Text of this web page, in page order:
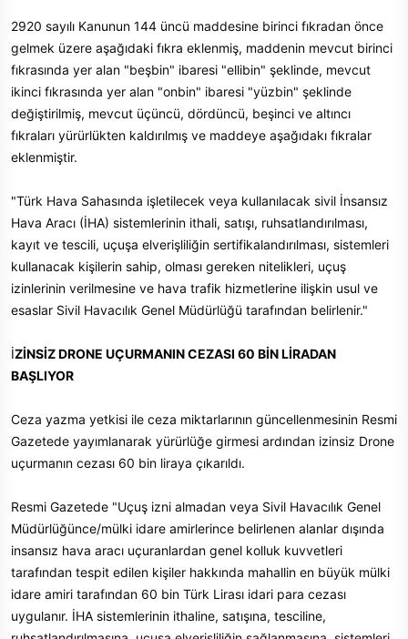
2920 sayılı Kanunun 144 üncü maddesine birinci fıkradan önce
gelmek üzere aşağıdaki fıkra eklenmiş, maddenin mevcut birinci
fıkrasında yer alan "beşbin" ibaresi "ellibin" şeklinde, mevcut
ikinci fıkrasında yer alan "onbin" ibaresi "yüzbin" şeklinde
değiştirilmiş, mevcut üçüncü, dördüncü, beşinci ve altıncı
fıkraları yürürlükten kaldırılmış ve maddeye aşağıdakı fıkralar
eklenmiştir.
"Türk Hava Sahasında işletilecek veya kullanılacak sivil İnsansız
Hava Aracı (İHA) sistemlerinin ithali, satışı, ruhsatlandırılması,
kayıt ve tescili, uçuşa elverişliliğin sertifikalandırılması, sistemleri
kullanacak kişilerin sahip, olması gereken nitelikleri, uçuş
izinlerinin verilmesine ve hava trafik hizmetlerine ilişkin usul ve
esaslar Sivil Havacılık Genel Müdürlüğü tarafından belirlenir."
İZİNSİZ DRONE UÇURMANIN CEZASI 60 BİN LİRADAN
BAŞLIYOR
Ceza yazma yetkisi ile ceza miktarlarının güncellenmesinin Resmi
Gazetede yayımlanarak yürürlüğe girmesi ardından izinsiz Drone
uçurmanın cezası 60 bin liraya çıkarıldı.
Resmi Gazetede "Uçuş izni almadan veya Sivil Havacılık Genel
Müdürlüğünce/mülki idare amirlerince belirlenen alanlar dışında
insansız hava aracı uçuranlardan genel kolluk kuvvetleri
tarafından tespit edilen kişiler hakkında mahallin en büyük mülki
idare amiri tarafından 60 bin Türk Lirası idari para cezası
uygulanır. İHA sistemlerinin ithaline, satışına, tesciline,